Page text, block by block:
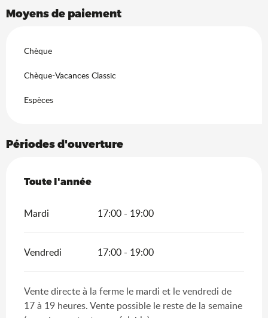
Moyens de paiement
Chèque
Chèque-Vacances Classic
Espèces
Périodes d'ouverture
Toute l'année
Toute l'année
Mardi 17:00 - 19:00
Vendredi 17:00 - 19:00
Vente directe à la ferme le mardi et le vendredi de
17 à 19 heures. Vente possible le reste de la semaine